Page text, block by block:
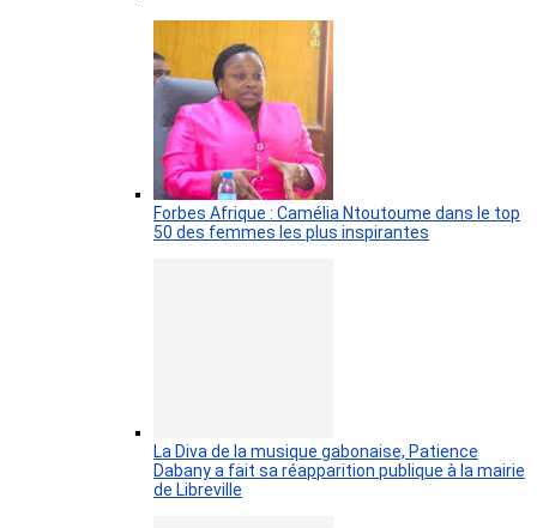
Forbes Afrique : Camélia Ntoutoume dans le top
50 des femmes les plus inspirantes
La Diva de la musique gabonaise, Patience
Dabany a fait sa réapparition publique à la mairie
de Libreville